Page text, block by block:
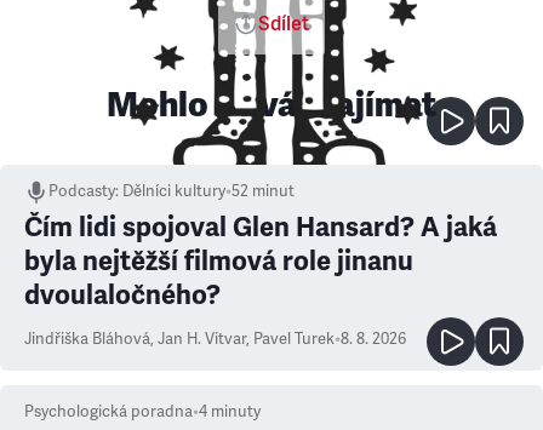
Sdílet
Mohlo by vás zajímat
Podcasty: Dělníci kultury•52 minut
Čím lidi spojoval Glen Hansard? A jaká
byla nejtěžší filmová role jinanu
dvoulaločného?
Jindřiška Bláhová, Jan H. Vitvar, Pavel Turek•8. 8. 2026
Psychologická poradna•4 minuty